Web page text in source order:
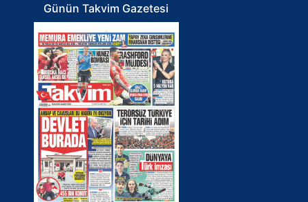
Günün Takvim Gazetesi